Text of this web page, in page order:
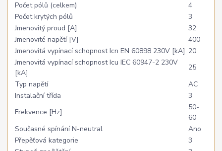
Počet pólů (celkem)
4
Počet krytých pólů
3
Jmenovitý proud [A]
32
Jmenovité napětí [V]
400
Jmenovitá vypínací schopnost Icn EN 60898 230V [kA] 20
Jmenovitá vypínací schopnost Icu IEC 60947-2 230V
[kA]
25
Typ napětí
AC
Instalační třída
3
Frekvence [Hz]
50-
60
Současné spínání N-neutral
Ano
Přepěťová kategorie
3